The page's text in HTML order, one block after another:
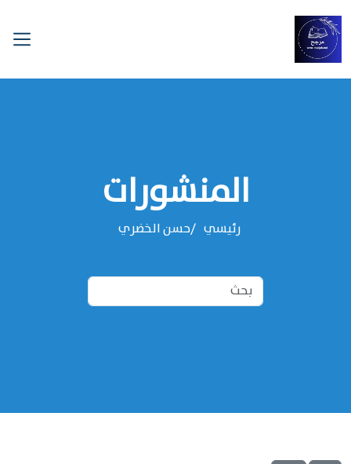
المنشورات
رئيسي ‌‌حسن الخضري